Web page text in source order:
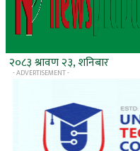
२०८३ श्रावण २३, शनिबार
- ADVERTISEMENT -